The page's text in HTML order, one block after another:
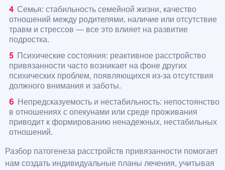
Семья: стабильность семейной жизни, качество
отношений между родителями, наличие или отсутствие
травм и стрессов — все это влияет на развитие
подростка.
Психические состояния: реактивное расстройство
привязанности часто возникает на фоне других
психических проблем, появляющихся из-за отсутствия
должного внимания и заботы.
Непредсказуемость и нестабильность: непостоянство
в отношениях с опекунами или среде проживания
приводит к формированию ненадежных, нестабильных
отношений.
Разбор патогенеза расстройств привязанности помогает
нам создать индивидуальные планы лечения, учитывая